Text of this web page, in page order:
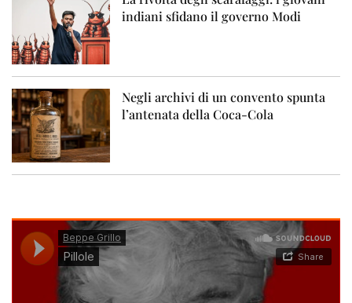
indiani sfidano il governo Modi
Negli archivi di un convento spunta
l’antenata della Coca-Cola